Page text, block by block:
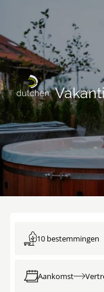
10 bestemmingen
Aankomst